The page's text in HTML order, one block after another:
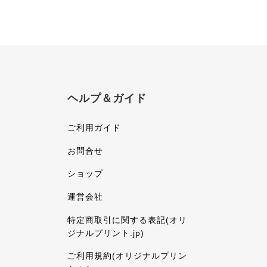
ヘルプ＆ガイド
ご利用ガイド
お問合せ
ショップ
運営会社
特定商取引に関する表記(オリ
ジナルプリント.jp)
ご利用規約(オリジナルプリン